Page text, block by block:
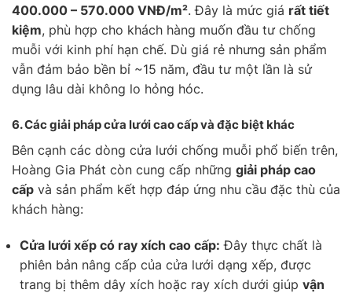
400.000 – 570.000 VNĐ/m². Đây là mức giá rất tiết
kiệm, phù hợp cho khách hàng muốn đầu tư chống
muỗi với kinh phí hạn chế. Dù giá rẻ nhưng sản phẩm
vẫn đảm bảo bền bỉ ~15 năm, đầu tư một lần là sử
dụng lâu dài không lo hỏng hóc.
6.Các giải pháp cửa lưới cao cấp và đặc biệt khác
Bên cạnh các dòng cửa lưới chống muỗi phổ biến trên,
Hoàng Gia Phát còn cung cấp những giải pháp cao
cấp và sản phẩm kết hợp đáp ứng nhu cầu đặc thù của
khách hàng:
Cửa lưới xếp có ray xích cao cấp: Đây thực chất là
phiên bản nâng cấp của cửa lưới dạng xếp, được
trang bị thêm dây xích hoặc ray xích dưới giúp vận